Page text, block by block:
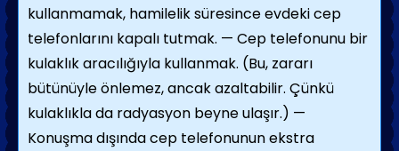
kullanmamak, hamilelik süresince evdeki cep
telefonlarını kapalı tutmak. — Cep telefonunu bir
kulaklık aracılığıyla kullanmak. (Bu, zararı
bütünüyle önlemez, ancak azaltabilir. Çünkü
kulaklıkla da radyasyon beyne ulaşır.) —
Konuşma dışında cep telefonunun ekstra